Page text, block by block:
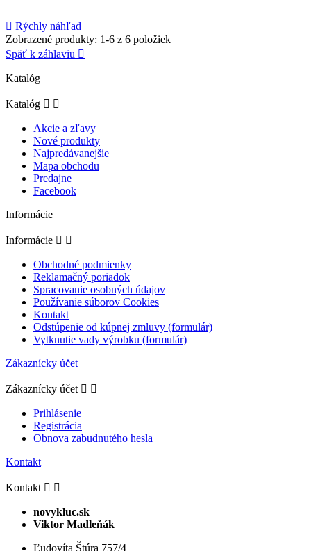
 Rýchly náhľad
Zobrazené produkty: 1-6 z 6 položiek
Späť k záhlaviu 
Katalóg
Katalóg  
Akcie a zľavy
Nové produkty
Najpredávanejšie
Mapa obchodu
Predajne
Facebook
Informácie
Informácie  
Obchodné podmienky
Reklamačný poriadok
Spracovanie osobných údajov
Používanie súborov Cookies
Kontakt
Odstúpenie od kúpnej zmluvy (formulár)
Vytknutie vady výrobku (formulár)
Zákaznícky účet
Zákaznícky účet  
Prihlásenie
Registrácia
Obnova zabudnutého hesla
Kontakt
Kontakt  
novykluc.sk
Viktor Madleňák
Ľudovíta Štúra 757/4